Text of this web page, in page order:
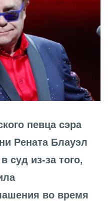
певца сэра
Рената Блауэл
суд из-за того,
во время